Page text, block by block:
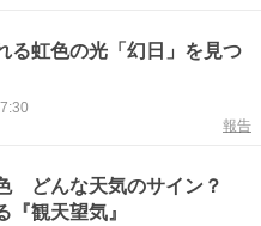
る虹色の光「幻日」を見つ
報告
どんな天気のサイン？
『観天望気』